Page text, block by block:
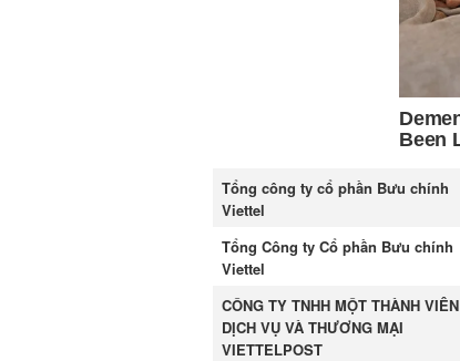
Tổng công ty cổ phần Bưu chính
Viettel
Tổng Công ty Cổ phần Bưu chính
Viettel
CÔNG TY TNHH MỘT THÀNH VIÊN
DỊCH VỤ VÀ THƯƠNG MẠI
VIETTELPOST